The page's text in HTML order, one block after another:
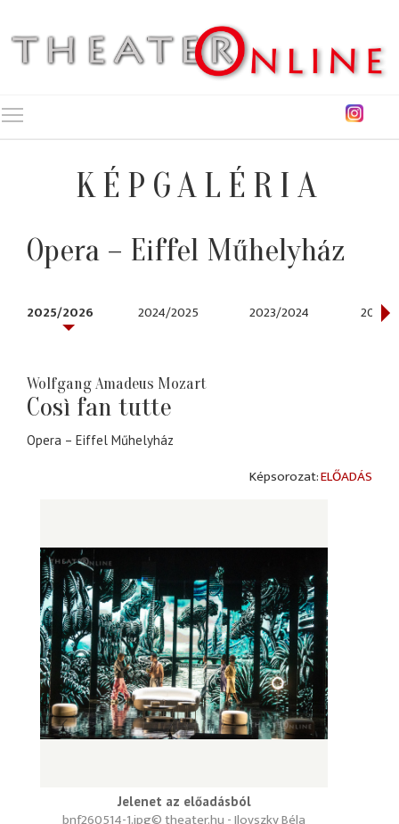
KÉPGALÉRIA
Opera – Eiffel Műhelyház
2025/2026 2024/2025 2023/2024 2021/
Wolfgang Amadeus Mozart
Così fan tutte
Opera – Eiffel Műhelyház
ELŐADÁS
Jelenet az előadásból